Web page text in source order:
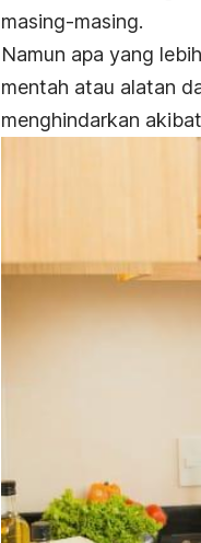
masing-masing.
Namun apa yang
mentah atau alatan
menghindarkan